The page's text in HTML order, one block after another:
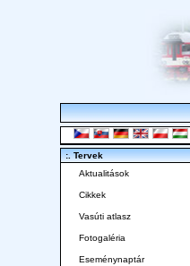
:. Tervek
Aktualitások
Cikkek
Vasúti atlasz
Fotogaléria
Eseménynaptár